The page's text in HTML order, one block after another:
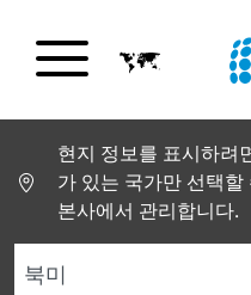
현지 정보를 표시하려
가 있는 국가만 선택
본사에서 관리합니다.